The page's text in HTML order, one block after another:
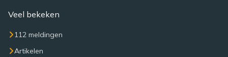
Veel bekeken
112 meldingen
Artikelen